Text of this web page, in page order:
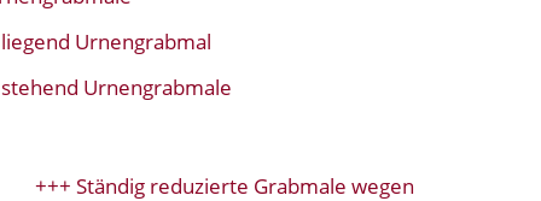
liegend Urnengrabmal
stehend Urnengrabmale
+++ Ständig reduzierte Grabmale wegen